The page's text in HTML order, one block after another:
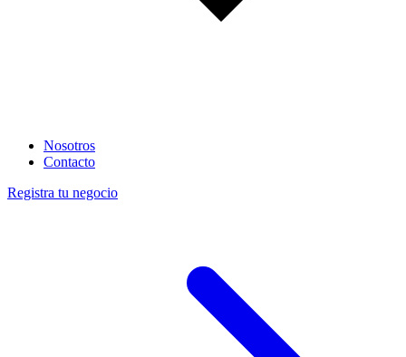
Nosotros
Contacto
Registra tu negocio